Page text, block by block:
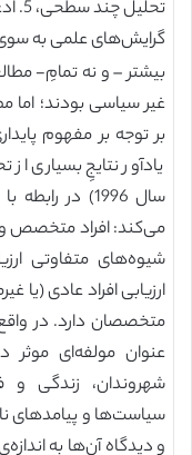
گرایش‌های علمی به
بیشتر – و نه تمامِ-
غیر سیاسی بودند؛ اما
بر توجه بر مفهوم
یادآور نتایجِ بسیاری
سال 1996) در
می‌کند: افراد متخصص
شیوه‌های متفاوتی
ارزیابی افراد عادی
متخصصان دارد. در
عنوان مولفه‌ای
شهروندان، زندگی
سیاست‌ها و پیامدهای
و دیدگاه آن‌ها به